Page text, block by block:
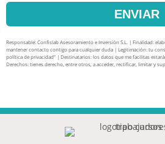
ENVIAR
Responsable: Confislab Asesoramiento e Inversión S.L. | Finalidad:
mantener contacto contigo para cualquier duda | Legitimación: tu
política de privacidad” | Destinatarios: los datos que me facilitas
Derechos: tienes derecho, entre otros, a acceder, rectificar, limitar y